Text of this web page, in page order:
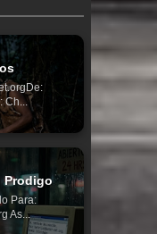
Ch...
Prodigo
Para:
As...